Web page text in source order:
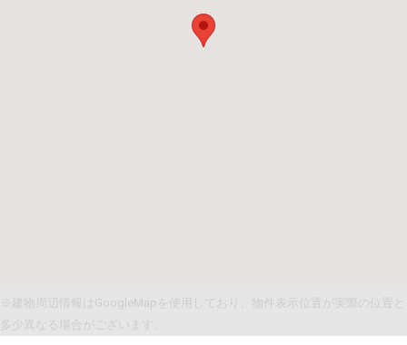
※建物周辺情報はGoogleMapを使用しており、物件表示位置が実際の位置と
多少異なる場合がございます。